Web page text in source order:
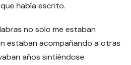
había escrito.
no solo me estaban
estaban acompañando a otras
años sintiéndose